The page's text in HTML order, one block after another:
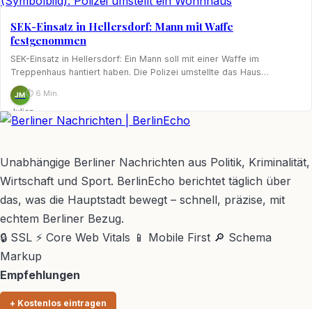
SEK-Einsatz in Hellersdorf: Mann mit Waffe
festgenommen
SEK-Einsatz in Hellersdorf: Ein Mann soll mit einer Waffe im
Treppenhaus hantiert haben. Die Polizei umstellte das Haus…
JM
Julian
Möhring
⏱ 6 Min.
Unabhängige Berliner Nachrichten aus Politik, Kriminalität,
Wirtschaft und Sport. BerlinEcho berichtet täglich über
das, was die Hauptstadt bewegt – schnell, präzise, mit
echtem Berliner Bezug.
🔒 SSL ⚡ Core Web Vitals 📱 Mobile First 🔎 Schema
Markup
Empfehlungen
+ Kostenlos eintragen